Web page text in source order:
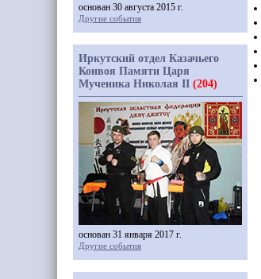
основан 30 августа 2015 г.
Другие события
Иркутский отдел Казачьего
Конвоя Памяти Царя
Мученика Николая II (204)
основан 31 января 2017 г.
Другие события